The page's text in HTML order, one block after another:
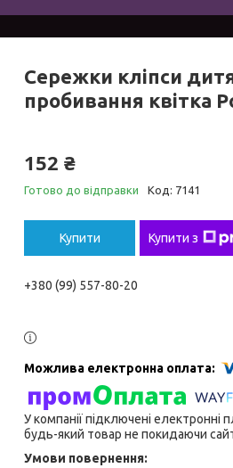
Сережки кліпси
пробивання квітка
152 ₴
Готово до відправки Код: 7141
Купити Купити з
+380 (99) 557-80-20
У компанії підключені
будь-який товар не покидаючи